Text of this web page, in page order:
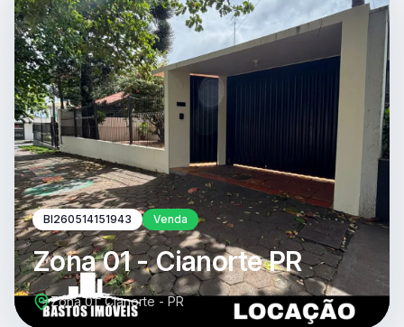
BI260514151943 Venda
Zona 01 - Cianorte PR
Zona 01, Cianorte - PR